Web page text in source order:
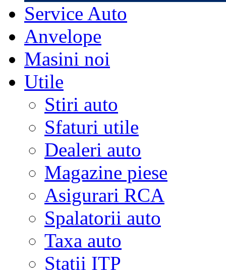
Service Auto
Anvelope
Masini noi
Utile
Stiri auto
Sfaturi utile
Dealeri auto
Magazine piese
Asigurari RCA
Spalatorii auto
Taxa auto
Statii ITP